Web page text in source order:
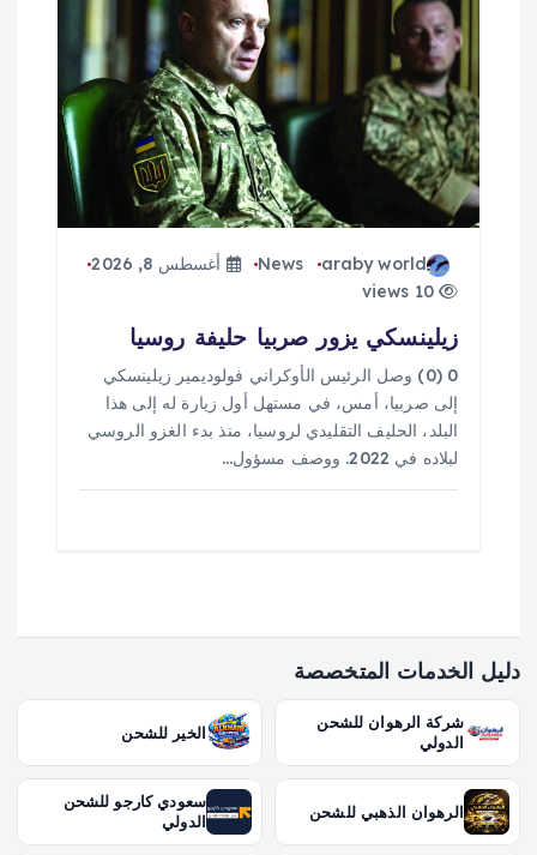
araby world
News
أغسطس 8, 2026
10 views
زيلينسكي يزور صربيا حليفة روسيا
0 (0) وصل الرئيس الأوكراني فولوديمير زيلينسكي
إلى صربيا، أمس، في مستهل أول زيارة له إلى هذا
البلد، الحليف التقليدي لروسيا، منذ بدء الغزو الروسي
لبلاده في 2022. ووصف مسؤول…
دليل الخدمات المتخصصة
شركة الرهوان للشحن
الدولي
الخير للشحن
الرهوان الذهبي للشحن
سعودي كارجو للشحن
الدولي